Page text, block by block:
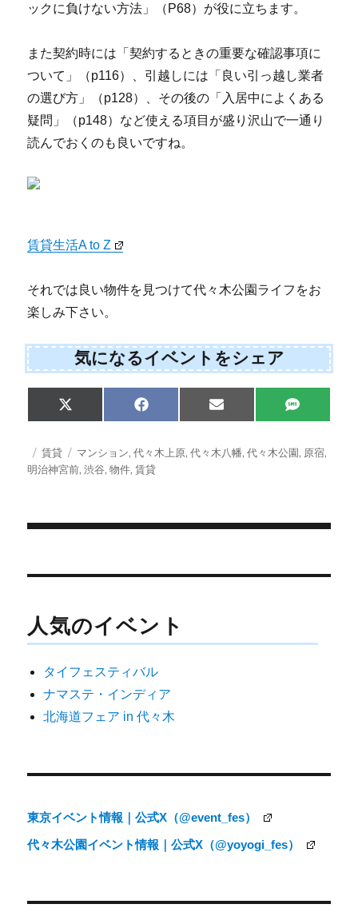
ックに負けない方法」（P68）が役に立ちます。
また契約時には「契約するときの重要な確認事項に
ついて」（p116）、引越しには「良い引っ越し業者
の選び方」（p128）、その後の「入居中によくある
疑問」（p148）など使える項目が盛り沢山で一通り
読んでおくのも良いですね。
賃貸生活A to Z
それでは良い物件を見つけて代々木公園ライフをお
楽しみ下さい。
気になるイベントをシェア
Share
on
X
(
w
i
t
)
Share
on
F
a
e
b
o
Share
on
E
m
i
l
Share
on
S
M
投
稿
カ
テ
賃貸
タ
グ
マンション,代々木上原,代々木八幡,代々木公園, 原宿,
明治神宮前,渋谷,物件,賃貸
稿
ビ
ー
シ
人気のイベント
タイフェスティバル
ナマステ・インディア
北海道フェア in 代々木
東京イベント情報｜公式X（@event_fes）
代々木公園イベント情報｜公式X（@yoyogi_fes）